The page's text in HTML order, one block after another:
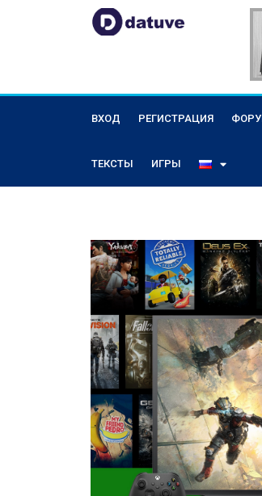
ВХОД РЕГИСТРАЦИЯ
ТЕКСТЫ ИГРЫ